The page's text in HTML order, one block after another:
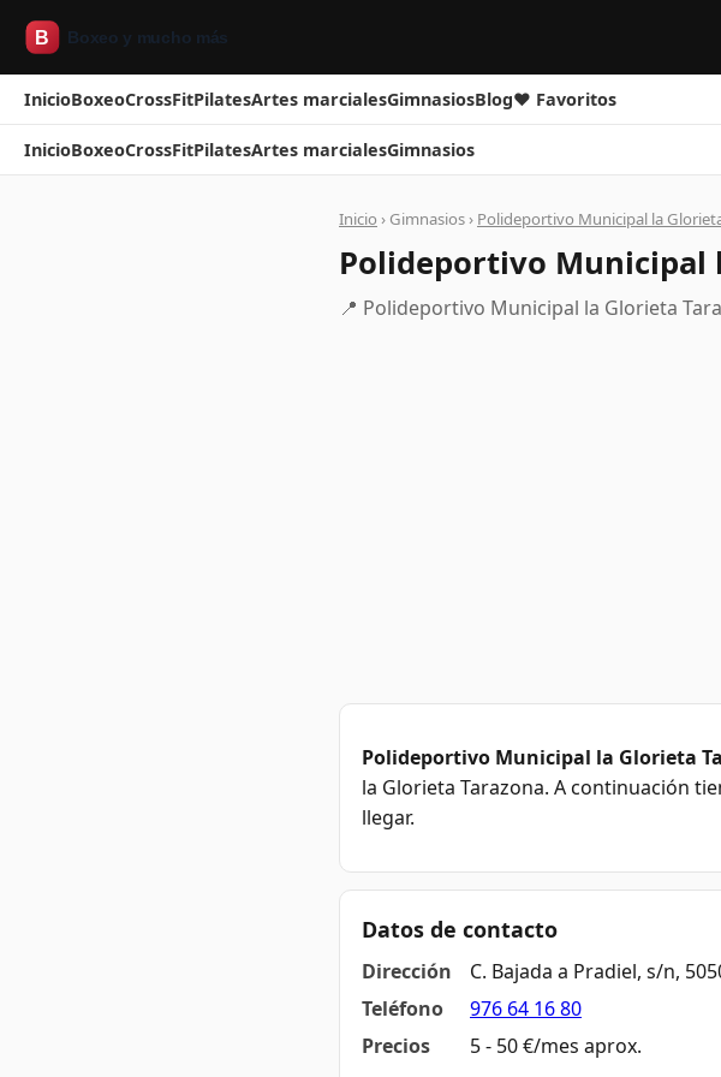
InicioBoxeoCrossFitPilatesArtes marcialesGimnasiosBlog❤ Favoritos
InicioBoxeoCrossFitPilatesArtes marcialesGimnasios
Inicio › Gimnasios › Polideportivo Municipal la
Polideportivo Municipal
📍 Polideportivo Municipal la Glorieta
Polideportivo Municipal la Glorieta
la Glorieta Tarazona. A continuación
llegar.
Datos de contacto
Dirección
C. Bajada a Pradiel, s/n,
Teléfono
976 64 16 80
Precios
5 - 50 €/mes aprox.